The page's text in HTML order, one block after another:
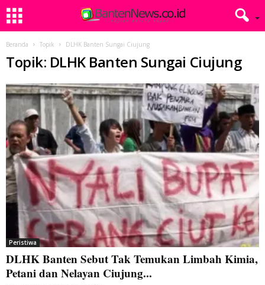
Beranda Topik DLHK Banten Sungai Ciujung
Topik: DLHK Banten Sungai Ciujung
Peristiwa
DLHK Banten Sebut Tak Temukan Limbah Kimia,
Petani dan Nelayan Ciujung...